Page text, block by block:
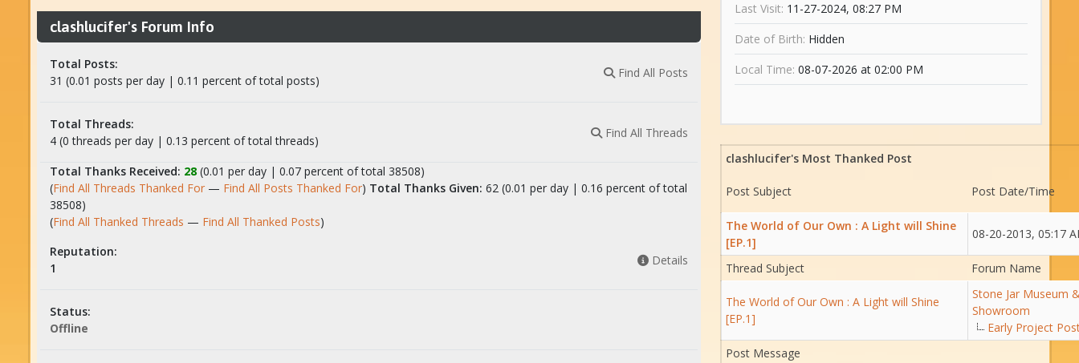
clashlucifer's Forum Info
Total Posts:
31 (0.01 posts per day | 0.11 percent of total posts)
Find All Posts
Total Threads:
4 (0 threads per day | 0.13 percent of total threads)
Find All Threads
Total Thanks Received: 28(0.01 per day | 0.07 percent of total 38508)
(Find All Threads Thanked For— Find All Posts Thanked For) Total Thanks Given: 62 (0.01 per day | 0.16 percent of total
38508)
(Find All Thanked Threads — Find All Thanked Posts)
Reputation:
1
Details
Status:
Offline
Last Visit: 11-27-2024, 08:27 PM
Date of Birth: Hidden
Local Time: 08-07-2026 at 02:00 PM
clashlucifer's Most Thanked Post
Post Subject Post Date/Time
The World of Our Own : A Light will Shine
[EP.1]
08-20-2013, 05:17
Thread Subject Forum Name
The World of Our Own : A Light will Shine
[EP.1]
Stone Jar Museum
Showroom
Early Project
Post Message